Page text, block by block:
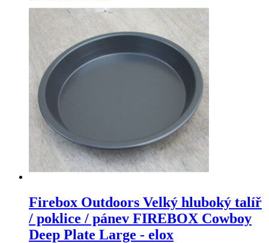
Firebox Outdoors Velký hluboký talíř
/ poklice / pánev FIREBOX Cowboy
Deep Plate Large - elox